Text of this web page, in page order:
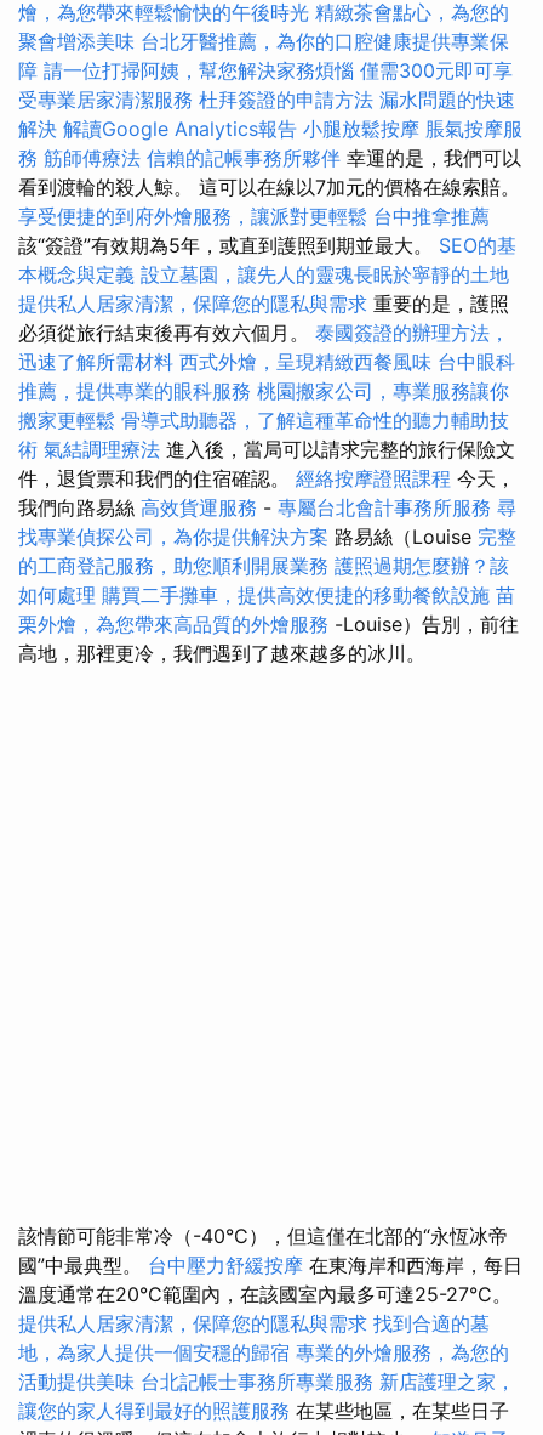
燴，為您帶來輕鬆愉快的午後時光 精緻茶會點心，為您的
聚會增添美味 台北牙醫推薦，為你的口腔健康提供專業保
障 請一位打掃阿姨，幫您解決家務煩惱 僅需300元即可享
受專業居家清潔服務 杜拜簽證的申請方法 漏水問題的快速
解決 解讀Google Analytics報告 小腿放鬆按摩 脹氣按摩服
務 筋師傅療法 信賴的記帳事務所夥伴 幸運的是，我們可以
看到渡輪的殺人鯨。 這可以在線以7加元的價格在線索賠。
享受便捷的到府外燴服務，讓派對更輕鬆 台中推拿推薦
該“簽證”有效期為5年，或直到護照到期並最大。 SEO的基
本概念與定義 設立墓園，讓先人的靈魂長眠於寧靜的土地
提供私人居家清潔，保障您的隱私與需求 重要的是，護照
必須從旅行結束後再有效六個月。 泰國簽證的辦理方法，
迅速了解所需材料 西式外燴，呈現精緻西餐風味 台中眼科
推薦，提供專業的眼科服務 桃園搬家公司，專業服務讓你
搬家更輕鬆 骨導式助聽器，了解這種革命性的聽力輔助技
術 氣結調理療法 進入後，當局可以請求完整的旅行保險文
件，退貨票和我們的住宿確認。 經絡按摩證照課程 今天，
我們向路易絲 高效貨運服務 - 專屬台北會計事務所服務 尋
找專業偵探公司，為你提供解決方案 路易絲（Louise 完整
的工商登記服務，助您順利開展業務 護照過期怎麼辦？該
如何處理 購買二手攤車，提供高效便捷的移動餐飲設施 苗
栗外燴，為您帶來高品質的外燴服務 -Louise）告別，前往
高地，那裡更冷，我們遇到了越來越多的冰川。
該情節可能非常冷（-40°C），但這僅在北部的“永恆冰帝
國”中最典型。 台中壓力舒緩按摩 在東海岸和西海岸，每日
溫度通常在20°C範圍內，在該國室內最多可達25-27°C。
提供私人居家清潔，保障您的隱私與需求 找到合適的墓
地，為家人提供一個安穩的歸宿 專業的外燴服務，為您的
活動提供美味 台北記帳士事務所專業服務 新店護理之家，
讓您的家人得到最好的照護服務 在某些地區，在某些日子